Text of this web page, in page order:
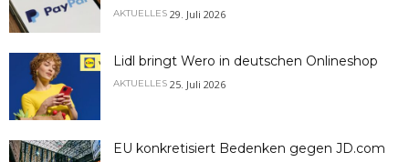
AKTUELLES 29. Juli 2026
Lidl bringt Wero in deutschen Onlineshop
AKTUELLES 25. Juli 2026
EU konkretisiert Bedenken gegen JD.com